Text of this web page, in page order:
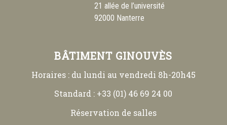
21 allée de l’université
92000 Nanterre
BÂTIMENT GINOUVÈS
Horaires : du lundi au vendredi 8h-20h45
Standard : +33 (01) 46 69 24 00
Réservation de salles